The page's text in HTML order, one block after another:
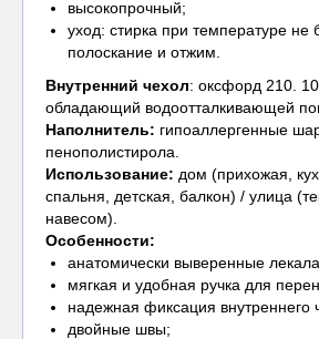
высокопрочный;
уход: стирка при температуре не
полоскание и отжим.
Внутренний чехол: оксфорд 210.
обладающий водоотталкивающей
Наполнитель: гипоаллергенные
пенополистирола.
Использование: дом (прихожая,
спальня, детская, балкон) / улица
навесом).
Особенности:
анатомически выверенные
мягкая и удобная ручка для
надежная фиксация внутреннего
двойные швы;